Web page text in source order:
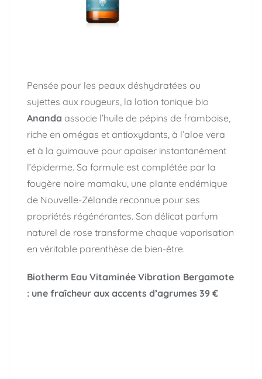
Pensée pour les peaux déshydratées ou
sujettes aux rougeurs, la lotion tonique bio
Ananda associe l’huile de pépins de framboise,
riche en omégas et antioxydants, à l’aloe vera
et à la guimauve pour apaiser instantanément
l’épiderme. Sa formule est complétée par la
fougère noire mamaku, une plante endémique
de Nouvelle-Zélande reconnue pour ses
propriétés régénérantes. Son délicat parfum
naturel de rose transforme chaque vaporisation
en véritable parenthèse de bien-être.
Biotherm Eau Vitaminée Vibration Bergamote
: une fraîcheur aux accents d’agrumes 39 €